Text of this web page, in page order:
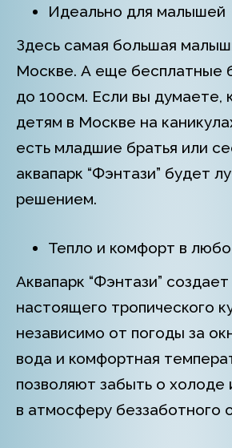
Идеально для малышей
Здесь самая большая
Москве. А еще бесплатные
до 100см. Если вы думаете,
детям в Москве на
есть младшие братья или
аквапарк “Фэнтази” будет
решением.
Тепло и комфорт в
Аквапарк “Фэнтази”
настоящего тропического
независимо от погоды за
вода и комфортная
позволяют забыть о холоде
в атмосферу беззаботного